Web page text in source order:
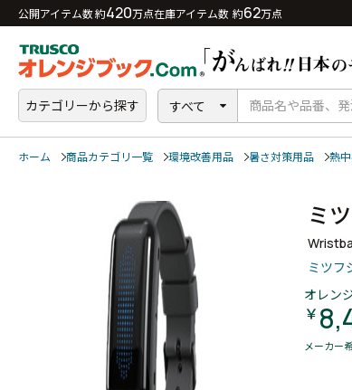
公開アイテム数 約420万点在庫アイテム数 約62万点
カテゴリーから探す すべて
ホーム 商品カテゴリ一覧 環境改善用品 暑さ対策用品 熱
ミ
ミツフ
オレン
￥
メーカー